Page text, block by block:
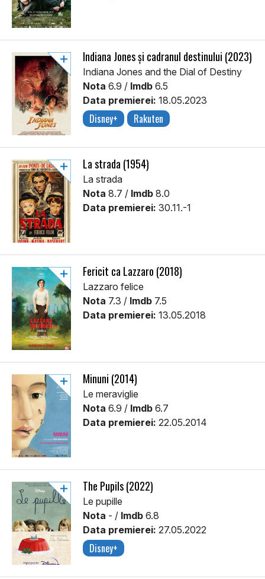
Indiana Jones și cadranul destinului (2023)
Indiana Jones and the Dial of Destiny
Nota 6.9 / Imdb 6.5
Data premierei: 18.05.2023
Disney+ Rakuten
La strada (1954)
La strada
Nota 8.7 / Imdb 8.0
Data premierei: 30.11.-1
Fericit ca Lazzaro (2018)
Lazzaro felice
Nota 7.3 / Imdb 7.5
Data premierei: 13.05.2018
Minuni (2014)
Le meraviglie
Nota 6.9 / Imdb 6.7
Data premierei: 22.05.2014
The Pupils (2022)
Le pupille
Nota - / Imdb 6.8
Data premierei: 27.05.2022
Disney+